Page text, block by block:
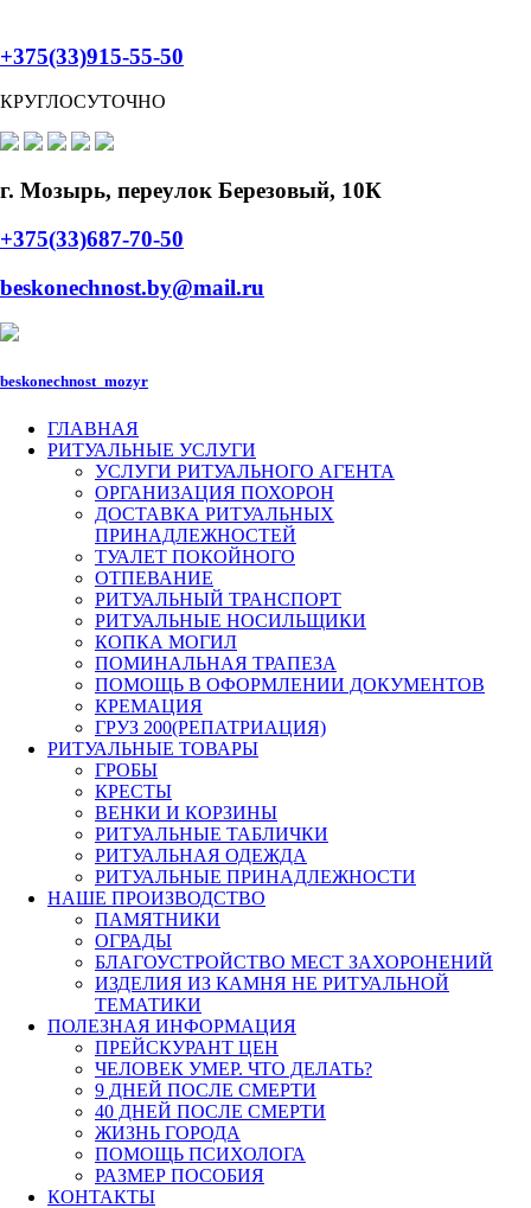
+375(33)915-55-50
КРУГЛОСУТОЧНО
г. Мозырь, переулок Березовый, 10К
+375(33)687-70-50
beskonechnost.by@mail.ru
beskonechnost_mozyr
ГЛАВНАЯ
РИТУАЛЬНЫЕ УСЛУГИ
УСЛУГИ РИТУАЛЬНОГО АГЕНТА
ОРГАНИЗАЦИЯ ПОХОРОН
ДОСТАВКА РИТУАЛЬНЫХ
ПРИНАДЛЕЖНОСТЕЙ
ТУАЛЕТ ПОКОЙНОГО
ОТПЕВАНИЕ
РИТУАЛЬНЫЙ ТРАНСПОРТ
РИТУАЛЬНЫЕ НОСИЛЬЩИКИ
КОПКА МОГИЛ
ПОМИНАЛЬНАЯ ТРАПЕЗА
ПОМОЩЬ В ОФОРМЛЕНИИ ДОКУМЕНТОВ
КРЕМАЦИЯ
ГРУЗ 200(РЕПАТРИАЦИЯ)
РИТУАЛЬНЫЕ ТОВАРЫ
ГРОБЫ
КРЕСТЫ
ВЕНКИ И КОРЗИНЫ
РИТУАЛЬНЫЕ ТАБЛИЧКИ
РИТУАЛЬНАЯ ОДЕЖДА
РИТУАЛЬНЫЕ ПРИНАДЛЕЖНОСТИ
НАШЕ ПРОИЗВОДСТВО
ПАМЯТНИКИ
ОГРАДЫ
БЛАГОУСТРОЙСТВО МЕСТ ЗАХОРОНЕНИЙ
ИЗДЕЛИЯ ИЗ КАМНЯ НЕ РИТУАЛЬНОЙ
ТЕМАТИКИ
ПОЛЕЗНАЯ ИНФОРМАЦИЯ
ПРЕЙСКУРАНТ ЦЕН
ЧЕЛОВЕК УМЕР. ЧТО ДЕЛАТЬ?
9 ДНЕЙ ПОСЛЕ СМЕРТИ
40 ДНЕЙ ПОСЛЕ СМЕРТИ
ЖИЗНЬ ГОРОДА
ПОМОЩЬ ПСИХОЛОГА
РАЗМЕР ПОСОБИЯ
КОНТАКТЫ